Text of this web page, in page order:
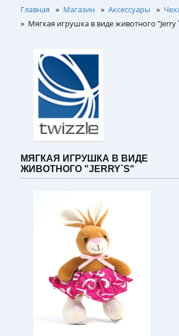
Главная » Магазин » Аксессуары »
» Мягкая игрушка в виде животного
МЯГКАЯ ИГРУШКА В ВИДЕ
ЖИВОТНОГО "JERRY`S"